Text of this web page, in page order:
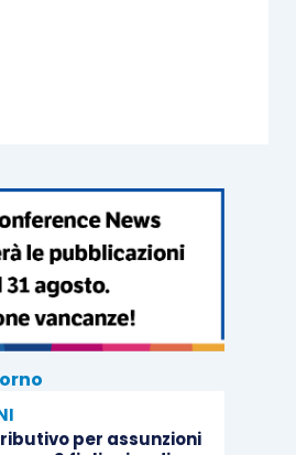
anche ai contratti già
“conclusi”, ma non ancora “in
stato abrogato l’art.409, n.3
essendo stata
ribadita – a scanso di
sua perdurante vigenza),
possibilità di porre in
per assunzioni